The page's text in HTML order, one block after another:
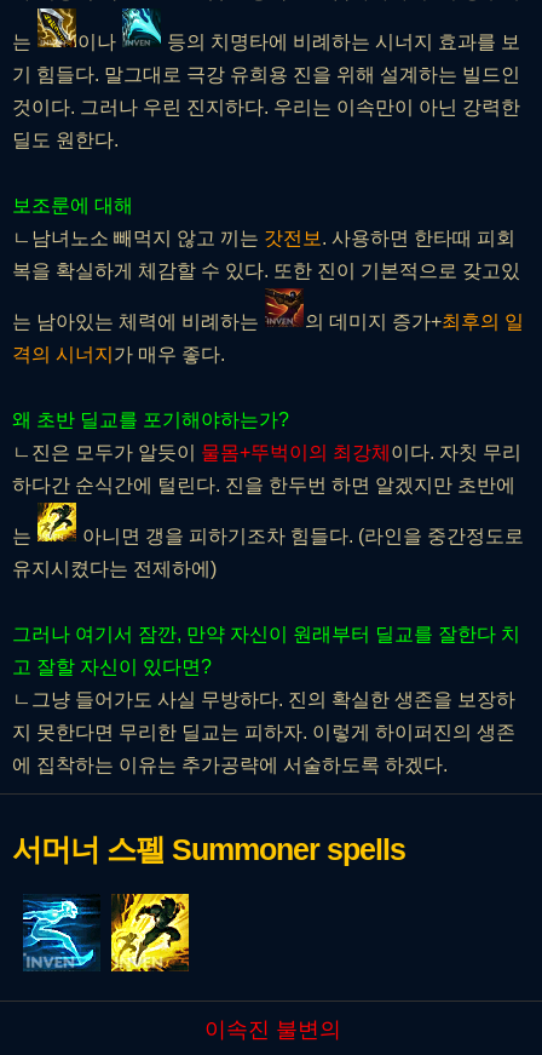
는 이 나 등의 치명타에 비례하는 시너지 효과를 보
기 힘들다. 말그대로 극강 유희용 진을 위해 설계하는 빌드인
것이다. 그러나 우린 진지하다. 우리는 이속만이 아닌 강력한
딜도 원한다.
보조룬에 대해
ㄴ남녀노소 빼먹지 않고 끼는 갓전보 . 사용하면 한타때 피회
복을 확실하게 체감할 수 있다. 또한 진이 기본적으로 갖고있
는 남아있는 체력에 비례하는 의 데미지 증가+최후의 일
격의 시너지 가 매우 좋다.
왜 초반 딜교를 포기해야하는가?
ㄴ진은 모두가 알듯이 물몸+뚜벅이의 최강체 이다. 자칫 무리
하다간 순식간에 털린다. 진을 한두번 하면 알겠지만 초반에
는
아니면 갱을 피하기조차 힘들다. (라인을 중간정도로
유지시켰다는 전제하에)
그러나 여기서 잠깐, 만약 자신이 원래부터 딜교를 잘한다 치
고 잘할 자신이 있다면?
ㄴ그냥 들어가도 사실 무방하다. 진의 확실한 생존을 보장하
지 못한다면 무리한 딜교는 피하자. 이렇게 하이퍼진의 생존
에 집착하는 이유는 추가공략에 서술하도록 하겠다.
서머너 스펠 Summoner spells
이속진 불변의